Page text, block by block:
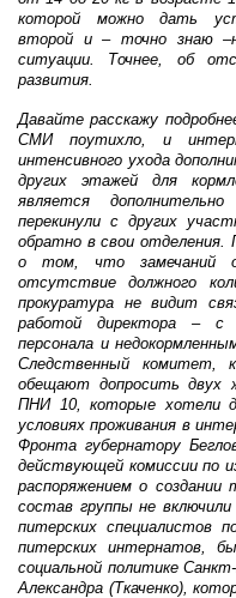
которой можно дать
второй и – точно знаю
ситуации. Точнее, об
развития.
Давайте расскажу
СМИ поутихло, и
интенсивного ухода
других этажей для
является
перекинули с других
обратно в свои отделения.
о том, что замечаний
отсутствие должного
прокуратура не видит
работой директора –
персонала и
Следственный комитет,
обещают допросить двух
ПНИ 10, которые хотели
условиях проживания в
Фронта губернатору
действующей комиссии по
распоряжением о
состав группы не
питерских специалистов
питерских интернатов,
социальной политике
Александра (Ткаченко),